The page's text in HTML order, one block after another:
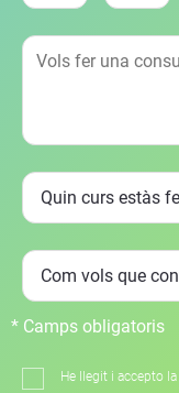
* Camps obligatoris
He llegit i accepto la